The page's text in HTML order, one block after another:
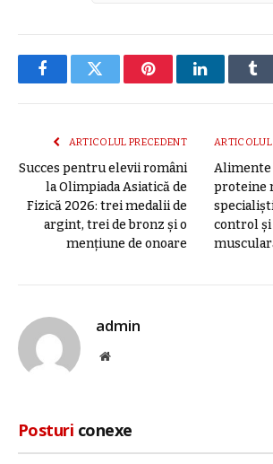
FacebookTwitter PinterestLinkedIn
ARTICOLUL PRECEDENT
Succes pentru elevii români
la Olimpiada Asiatică de
Fizică 2026: trei medalii de
argint, trei de bronz şi o
menţiune de onoare
Alimente
proteine
control și
admin
Site
Posturi conexe